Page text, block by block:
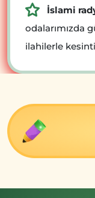
İslami
odalarımızda
ilahilerle